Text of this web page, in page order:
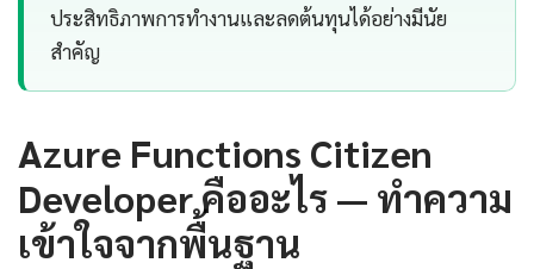
ประสิทธิภาพการทำงานและลดต้นทุนได้อย่างมีนัย
สำคัญ
Azure Functions Citizen
Developer คืออะไร — ทำความ
เข้าใจจากพื้นฐาน